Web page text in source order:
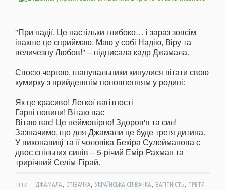
"При надії. Це настільки глибоко… і зараз зовсім
інакше це сприймаю. Маю у собі Надію, Віру та
величезну Любов!" – підписала кадр Джамала.
Своєю чергою, шанувальники кинулися вітати свою
кумирку з прийдешнім поповненням у родині:
Як це красиво! Легкої вагітності
Гарні новини! Вітаю вас
Вітаю вас! Це неймовірно! Здоров'я та сил!
Зазначимо, що для Джамали це буде третя дитина.
У виконавиці та її чоловіка Бекіра Сулейманова є
двоє спільних синів – 5-річий Емір-Рахман та
трирічний Селім-Гірай.
ТЕГИ: ДЖАМАЛА, СПІВАЧКА, УКРАЇНСЬКА СПІВАЧКА, ВАГІТНІСТЬ, ТРЕТЯ